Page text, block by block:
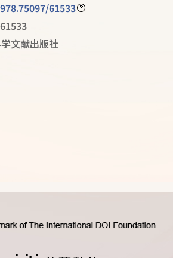
61533
文献出版社